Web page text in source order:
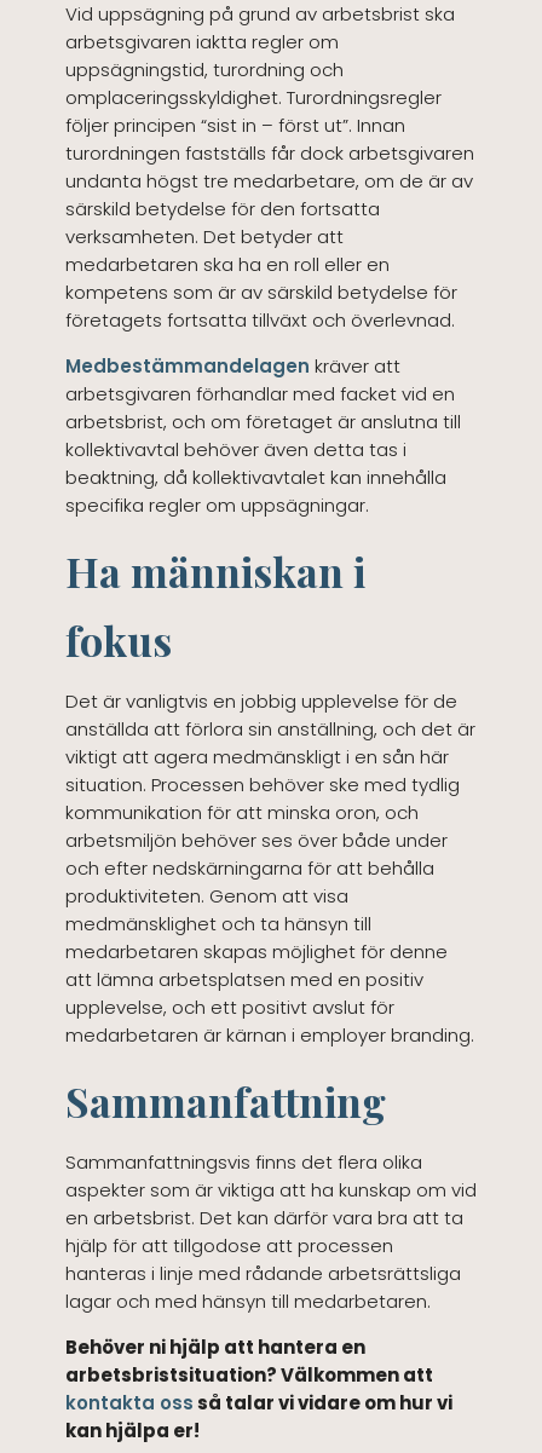
Vid uppsägning på grund av arbetsbrist ska
arbetsgivaren iaktta regler om
uppsägningstid, turordning och
omplaceringsskyldighet. Turordningsregler
följer principen “sist in – först ut”. Innan
turordningen fastställs får dock arbetsgivaren
undanta högst tre medarbetare, om de är av
särskild betydelse för den fortsatta
verksamheten. Det betyder att
medarbetaren ska ha en roll eller en
kompetens som är av särskild betydelse för
företagets fortsatta tillväxt och överlevnad.
Medbestämmandelagen kräver att
arbetsgivaren förhandlar med facket vid en
arbetsbrist, och om företaget är anslutna till
kollektivavtal behöver även detta tas i
beaktning, då kollektivavtalet kan innehålla
specifika regler om uppsägningar.
Ha människan i
fokus
Det är vanligtvis en jobbig upplevelse för de
anställda att förlora sin anställning, och det är
viktigt att agera medmänskligt i en sån här
situation. Processen behöver ske med tydlig
kommunikation för att minska oron, och
arbetsmiljön behöver ses över både under
och efter nedskärningarna för att behålla
produktiviteten. Genom att visa
medmänsklighet och ta hänsyn till
medarbetaren skapas möjlighet för denne
att lämna arbetsplatsen med en positiv
upplevelse, och ett positivt avslut för
medarbetaren är kärnan i employer branding.
Sammanfattning
Sammanfattningsvis finns det flera olika
aspekter som är viktiga att ha kunskap om vid
en arbetsbrist. Det kan därför vara bra att ta
hjälp för att tillgodose att processen
hanteras i linje med rådande arbetsrättsliga
lagar och med hänsyn till medarbetaren.
Behöver ni hjälp att hantera en
arbetsbristsituation? Välkommen att
kontakta ossså talar vi vidare om hur vi
kan hjälpa er!